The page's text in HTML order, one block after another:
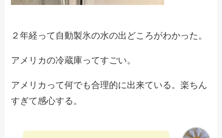
２年経って自動製氷の水の出どころがわかった。
アメリカの冷蔵庫ってすごい。
アメリカって何でも合理的に出来ている。楽ちん
すぎて感心する。